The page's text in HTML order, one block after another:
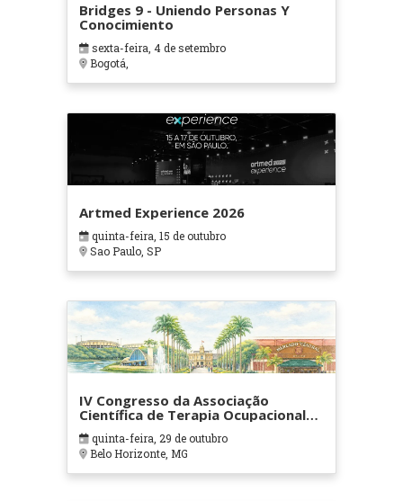
Bridges 9 - Uniendo Personas Y
Conocimiento
sexta-feira, 4 de setembro
Bogotá,
Artmed Experience 2026
quinta-feira, 15 de outubro
Sao Paulo, SP
IV Congresso da Associação
Científica de Terapia Ocupacional
em Contextos Hospitalares e
Cuidados Paliativos - ATOHOSP
quinta-feira, 29 de outubro
Belo Horizonte, MG